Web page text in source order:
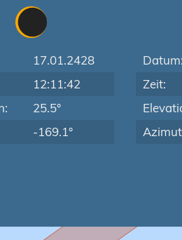
17.01.2428
12:11:42
25.5°
-169.1°
Datum:
Zeit: